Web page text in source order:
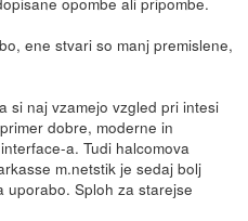
ene stvari so manj premislene,
si naj vzamejo vzgled pri intesi
dobre, moderne in
a. Tudi halcomova
m.netstik je sedaj bolj
uporabo. Sploh za starejse